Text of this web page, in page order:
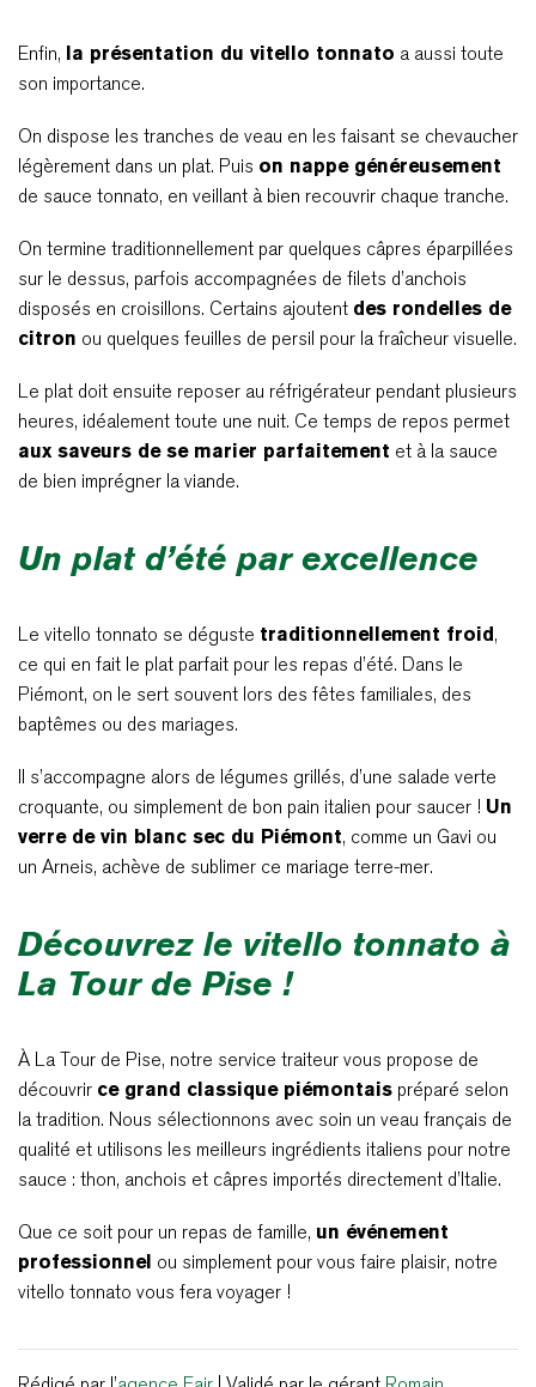
Enfin, la présentation du vitello tonnato a aussi toute
son importance.
On dispose les tranches de veau en les faisant se chevaucher
légèrement dans un plat. Puis on nappe généreusement
de sauce tonnato, en veillant à bien recouvrir chaque tranche.
On termine traditionnellement par quelques câpres éparpillées
sur le dessus, parfois accompagnées de filets d’anchois
disposés en croisillons. Certains ajoutent des rondelles de
citron ou quelques feuilles de persil pour la fraîcheur visuelle.
Le plat doit ensuite reposer au réfrigérateur pendant plusieurs
heures, idéalement toute une nuit. Ce temps de repos permet
aux saveurs de se marier parfaitement et à la sauce
de bien imprégner la viande.
Un plat d’été par excellence
Le vitello tonnato se déguste traditionnellement froid,
ce qui en fait le plat parfait pour les repas d’été. Dans le
Piémont, on le sert souvent lors des fêtes familiales, des
baptêmes ou des mariages.
Il s’accompagne alors de légumes grillés, d’une salade verte
croquante, ou simplement de bon pain italien pour saucer ! Un
verre de vin blanc sec du Piémont, comme un Gavi ou
un Arneis, achève de sublimer ce mariage terre-mer.
Découvrez le vitello tonnato à
La Tour de Pise !
À La Tour de Pise, notre service traiteur vous propose de
découvrir ce grand classique piémontais préparé selon
la tradition. Nous sélectionnons avec soin un veau français de
qualité et utilisons les meilleurs ingrédients italiens pour notre
sauce : thon, anchois et câpres importés directement d’Italie.
Que ce soit pour un repas de famille, un événement
professionnel ou simplement pour vous faire plaisir, notre
vitello tonnato vous fera voyager !